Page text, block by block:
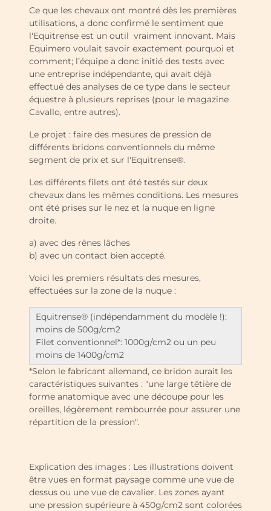
Ce que les chevaux ont montré dès les premières
utilisations, a donc confirmé le sentiment que
l'Equitrense est un outil vraiment innovant. Mais
Equimero voulait savoir exactement pourquoi et
comment; l’équipe a donc initié des tests avec
une entreprise indépendante, qui avait déjà
effectué des analyses de ce type dans le secteur
équestre à plusieurs reprises (pour le magazine
Cavallo, entre autres).
Le projet : faire des mesures de pression de
différents bridons conventionnels du même
segment de prix et sur l'Equitrense®.
Les différents filets ont été testés sur deux
chevaux dans les mêmes conditions. Les mesures
ont été prises sur le nez et la nuque en ligne
droite.
a) avec des rênes lâches
b) avec un contact bien accepté.
Voici les premiers résultats des mesures,
effectuées sur la zone de la nuque :
Equitrense® (indépendamment du modèle !):
moins de 500g/cm2
Filet conventionnel*: 1000g/cm2 ou un peu
moins de 1400g/cm2
*Selon le fabricant allemand, ce bridon aurait les
caractéristiques suivantes : "une large têtière de
forme anatomique avec une découpe pour les
oreilles, légèrement rembourrée pour assurer une
répartition de la pression".
Explication des images : Les illustrations doivent
être vues en format paysage comme une vue de
dessus ou une vue de cavalier. Les zones ayant
une pression supérieure à 450g/cm2 sont colorées